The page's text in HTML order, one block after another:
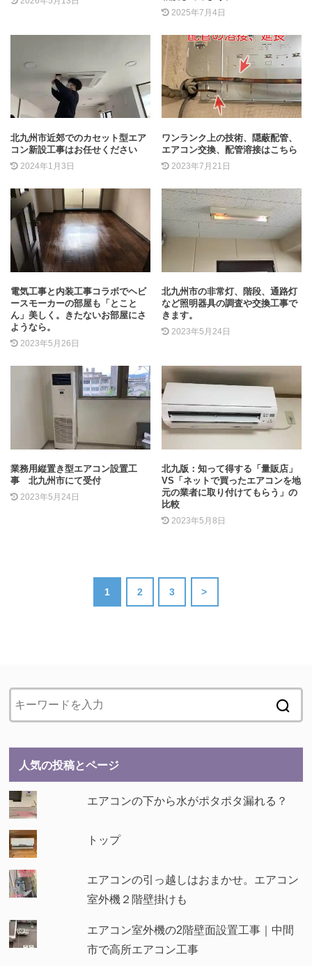
2025年7月4日
北九州市近郊でのカセット型エア
コン新設工事はお任せください
2024年1月3日
ワンランク上の技術、隠蔽配管、
エアコン交換、配管溶接はこちら
2023年7月21日
電気工事と内装工事コラボでヘビ
ースモーカーの部屋も「とこと
ん」美しく。きたないお部屋にさ
ようなら。
2023年5月26日
北九州市の非常灯、階段、通路灯
など照明器具の調査や交換工事で
きます。
2023年5月24日
業務用縦置き型エアコン設置工
事 北九州市にて受付
2023年5月24日
北九版：知って得する「量販店」
VS「ネットで買ったエアコンを地
元の業者に取り付けてもらう」の
比較
2023年5月8日
1 2 3 >
人気の投稿とページ
エアコンの下から水がポタポタ漏れる？
トップ
エアコンの引っ越しはおまかせ。エアコン
室外機２階壁掛けも
エアコン室外機の2階壁面設置工事｜中間
市で高所エアコン工事